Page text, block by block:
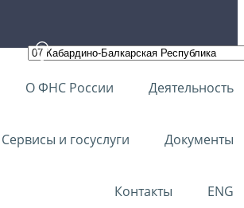
О ФНС России Деятельность
Сервисы и госуслуги Документы
Контакты ENG